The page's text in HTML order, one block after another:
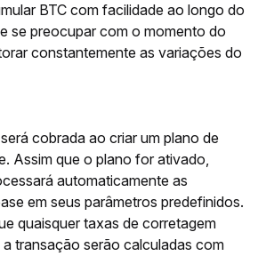
BTC com facilidade ao longo do
se preocupar com o momento do
constantemente as variações do
cobrada ao criar um plano de
Assim que o plano for ativado,
automaticamente as
em seus parâmetros predefinidos.
quaisquer taxas de corretagem
transação serão calculadas com